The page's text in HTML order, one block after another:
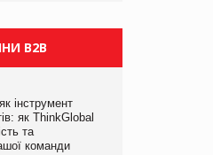
B2B
інструмент
як ThinkGlobal
та
команди